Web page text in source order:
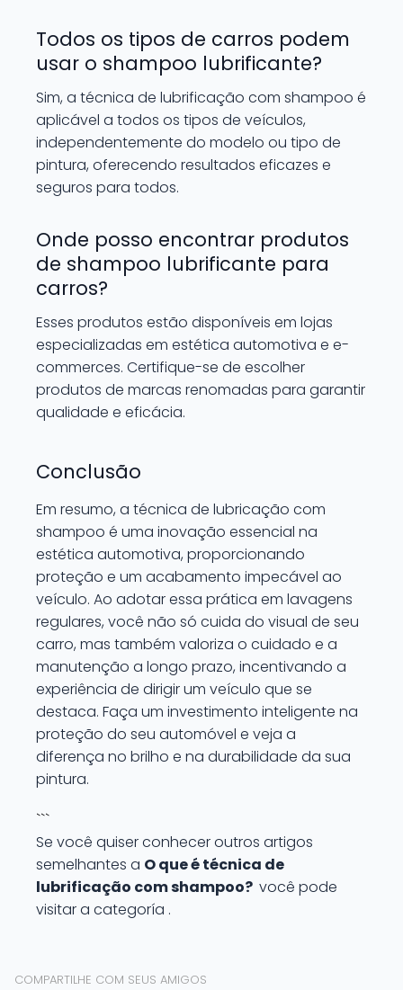
Todos os tipos de carros podem
usar o shampoo lubrificante?
Sim, a técnica de lubrificação com shampoo é
aplicável a todos os tipos de veículos,
independentemente do modelo ou tipo de
pintura, oferecendo resultados eficazes e
seguros para todos.
Onde posso encontrar produtos
de shampoo lubrificante para
carros?
Esses produtos estão disponíveis em lojas
especializadas em estética automotiva e e-
commerces. Certifique-se de escolher
produtos de marcas renomadas para garantir
qualidade e eficácia.
Conclusão
Em resumo, a técnica de lubricação com
shampoo é uma inovação essencial na
estética automotiva, proporcionando
proteção e um acabamento impecável ao
veículo. Ao adotar essa prática em lavagens
regulares, você não só cuida do visual de seu
carro, mas também valoriza o cuidado e a
manutenção a longo prazo, incentivando a
experiência de dirigir um veículo que se
destaca. Faça um investimento inteligente na
proteção do seu automóvel e veja a
diferença no brilho e na durabilidade da sua
pintura.
```
Se você quiser conhecer outros artigos
semelhantes a O que é técnica de
lubrificação com shampoo? você pode
visitar a categoría .
COMPARTILHE COM SEUS AMIGOS